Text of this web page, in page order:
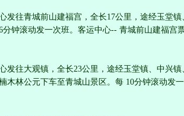
发往青城前山建福宫，全长17公里，途经玉堂
分钟滚动发一次班。客运中心-- 青城前山建福宫
发往大观镇，全长23公里，途经玉堂镇、中兴
木林公元下车至青城山景区。每 10分钟滚动发